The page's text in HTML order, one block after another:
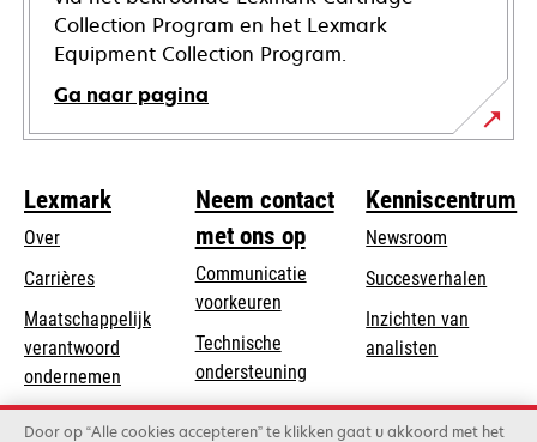
Collection Program en het Lexmark
Equipment Collection Program.
Ga naar pagina
Lexmark
Over
Carrières
Maatschappelijk
verantwoord
ondernemen
in
a
Duurzaamheid
Neem contact
met ons op
Communicatie
voorkeuren
Technische
ondersteuningopens
in
a
Product registratie
Kenniscentrum
Newsroom
Succesverhalen
Inzichten van
analisten
Door op “Alle cookies accepteren” te klikken gaat u akkoord met het